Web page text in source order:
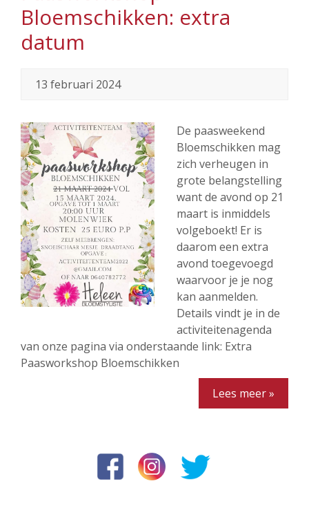
Bloemschikken: extra
datum
13 februari 2024
De paasweekend
Bloemschikken mag
zich verheugen in
grote belangstelling
want de avond op 21
maart is inmiddels
volgeboekt! Er is
daarom een extra
avond toegevoegd
waarvoor je je nog
kan aanmelden.
Details vindt je in de
activiteitenagenda
van onze pagina via onderstaande link: Extra
Paasworkshop Bloemschikken
Lees meer »